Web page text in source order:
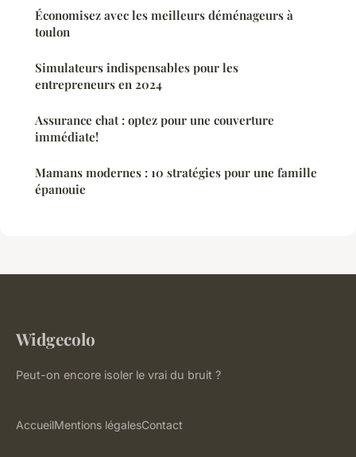
Économisez avec les meilleurs déménageurs à
toulon
Simulateurs indispensables pour les
entrepreneurs en 2024
Assurance chat : optez pour une couverture
immédiate!
Mamans modernes : 10 stratégies pour une famille
épanouie
Widgecolo
Peut-on encore isoler le vrai du bruit ?
AccueilMentions légalesContact